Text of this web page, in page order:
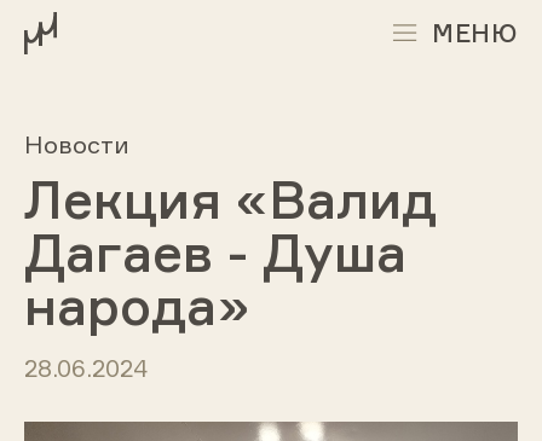
МЕНЮ
Новости
Лекция «Валид
Дагаев - Душа
народа»
28.06.2024